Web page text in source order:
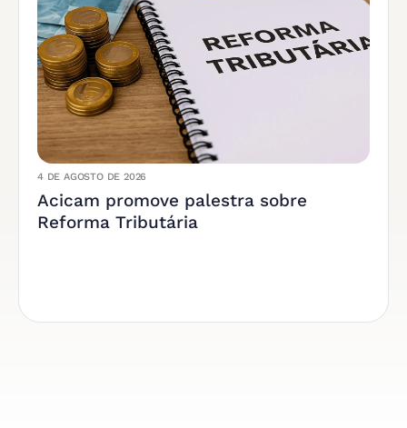
4 DE AGOSTO DE 2026
Acicam promove palestra sobre
Reforma Tributária